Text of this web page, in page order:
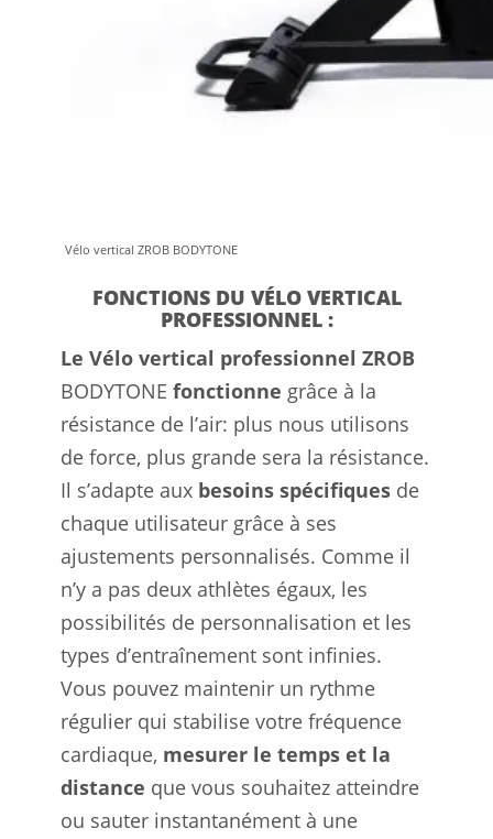
Vélo vertical ZROB BODYTONE
FONCTIONS DU VÉLO VERTICAL
PROFESSIONNEL :
Le Vélo vertical professionnel ZROB
BODYTONE fonctionne grâce à la
résistance de l’air: plus nous utilisons
de force, plus grande sera la résistance.
Il s’adapte aux besoins spécifiques de
chaque utilisateur grâce à ses
ajustements personnalisés. Comme il
n’y a pas deux athlètes égaux, les
possibilités de personnalisation et les
types d’entraînement sont infinies.
Vous pouvez maintenir un rythme
régulier qui stabilise votre fréquence
cardiaque, mesurer le temps et la
distance que vous souhaitez atteindre
ou sauter instantanément à une